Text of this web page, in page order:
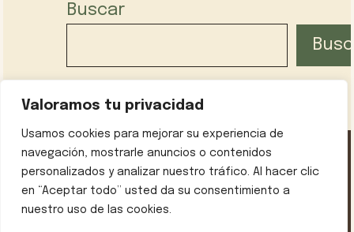
Valoramos tu privacidad
Usamos cookies para mejorar su experiencia de
navegación, mostrarle anuncios o contenidos
personalizados y analizar nuestro tráfico. Al hacer clic
en “Aceptar todo” usted da su consentimiento a
nuestro uso de las cookies.
Buscar
Aviso legal